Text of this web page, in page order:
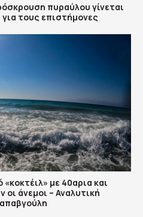
πυραύλου γίνεται
τους επιστήμονες
με 40αρια και
οι άνεμοι – Αναλυτική